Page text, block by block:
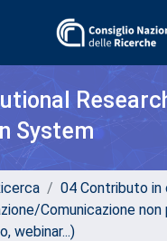
System
04 Contributo in
Comunicazione
webinar...)